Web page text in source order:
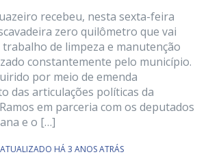
recebeu, nesta sexta-feira
zero quilômetro que vai
de limpeza e manutenção
constantemente pelo município.
por meio de emenda
das articulações políticas da
em parceria com os deputados
e o […]
ATUALIZADO HÁ 3 ANOS ATRÁS